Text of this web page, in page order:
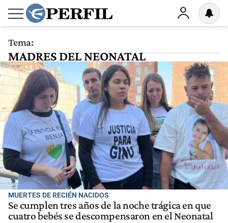
Tema:
MADRES DEL NEONATAL
MUERTES DE RECIÉN NACIDOS
Se cumplen tres años de la noche trágica en que
cuatro bebés se descompensaron en el Neonatal